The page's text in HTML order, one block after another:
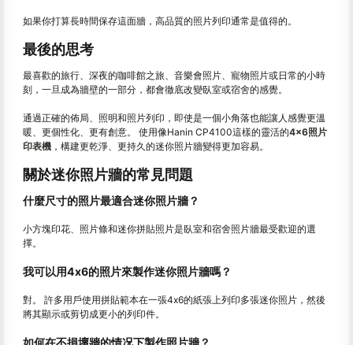
如果你打算長時間保存這面牆，高品質的照片列印通常是值得的。
最後的思考
最喜歡的旅行、深夜的咖啡館之旅、音樂會照片、寵物照片或日常的小時
刻，一旦成為牆壁的一部分，都會徹底改變臥室或宿舍的感覺。
通過正確的佈局、照明和照片列印，即使是一個小角落也能讓人感覺更溫
暖、更個性化、更有創意。 使用像Hanin CP4100這樣的靈活的4×6照片
印表機 ，構建更乾淨、更持久的迷你照片牆變得更加容易。
關於迷你照片牆的常見問題
什麼尺寸的照片最適合迷你照片牆？
小方塊印花、照片條和迷你拼貼照片是臥室和宿舍照片牆最受歡迎的選
擇。
我可以用4x6的照片來製作迷你照片牆嗎？
對。 許多用戶使用拼貼範本在一張4x6的紙張上列印多張迷你照片，然後
將其顯示或剪切成更小的列印件。
如何在不損壞牆的情况下製作照片牆？